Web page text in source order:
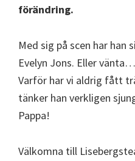
förändring.
Med sig på scen har han
Evelyn Jons. Eller
Varför har vi aldrig fått
tänker han verkligen
Pappa!
Välkomna till